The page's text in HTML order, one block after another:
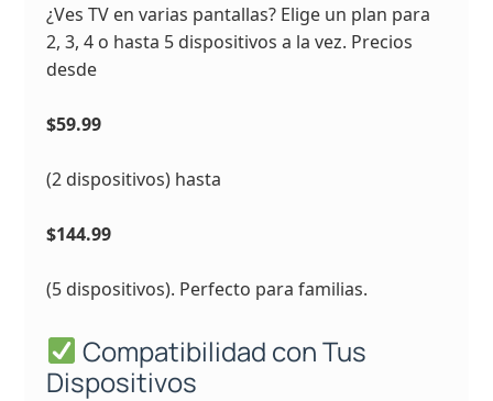
¿Ves TV en varias pantallas? Elige un plan para
2, 3, 4 o hasta 5 dispositivos a la vez. Precios
desde
$59.99
(2 dispositivos) hasta
$144.99
(5 dispositivos). Perfecto para familias.
Compatibilidad con Tus
Dispositivos